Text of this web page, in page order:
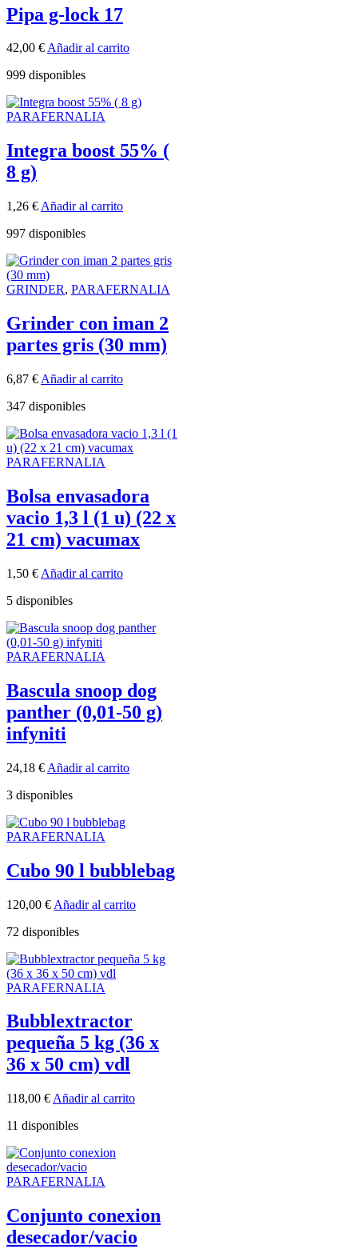
Pipa g-lock 17
42,00 €Añadir al carrito
999 disponibles
PARAFERNALIA
Integra boost 55% (
8 g)
1,26 € Añadir al carrito
997 disponibles
GRINDER, PARAFERNALIA
Grinder con iman 2
partes gris (30 mm)
6,87 € Añadir al carrito
347 disponibles
PARAFERNALIA
Bolsa envasadora
vacio 1,3 l (1 u) (22 x
21 cm) vacumax
1,50 € Añadir al carrito
5 disponibles
PARAFERNALIA
Bascula snoop dog
panther (0,01-50 g)
infyniti
24,18 € Añadir al carrito
3 disponibles
PARAFERNALIA
Cubo 90 l bubblebag
120,00 € Añadir al carrito
72 disponibles
PARAFERNALIA
Bubblextractor
pequeña 5 kg (36 x
36 x 50 cm) vdl
118,00 € Añadir al carrito
11 disponibles
PARAFERNALIA
Conjunto conexion
desecador/vacio